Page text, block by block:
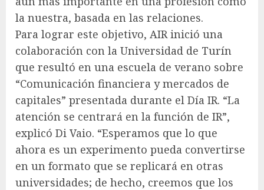
la nuestra, basada en las relaciones.
Para lograr este objetivo, AIR inició una
colaboración con la Universidad de Turín
que resultó en una escuela de verano sobre
“Comunicación financiera y mercados de
capitales” presentada durante el Día IR. “La
atención se centrará en la función de IR”,
explicó Di Vaio. “Esperamos que lo que
ahora es un experimento pueda convertirse
en un formato que se replicará en otras
universidades; de hecho, creemos que los